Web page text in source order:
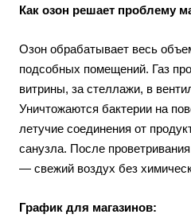
Как озон решает проблему
Озон обрабатывает весь
подсобных помещений. Газ
витрины, за стеллажи, в
Уничтожаются бактерии на
летучие соединения от
санузла. После
— свежий воздух без
График для магазинов: